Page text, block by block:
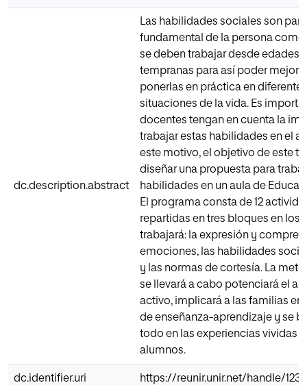
dc.description.abstract
Las habilidades sociales son
fundamental de la persona como
se deben trabajar desde edades
tempranas para así poder
ponerlas en práctica en diferentes
situaciones de la vida. Es
docentes tengan en cuenta la
trabajar estas habilidades en el
este motivo, el objetivo de este
diseñar una propuesta para
habilidades en un aula de
El programa consta de 12
repartidas en tres bloques en los
trabajará: la expresión y
emociones, las habilidades
y las normas de cortesía. La
se llevará a cabo potenciará el
activo, implicará a las familias en
de enseñanza-aprendizaje y se
todo en las experiencias vividas
alumnos.
dc.identifier.uri https://reunir.unir.net/handle/